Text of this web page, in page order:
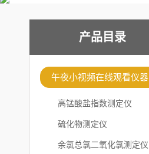
产品目录
午夜小视频在线观看仪器
高锰酸盐指数测定仪
硫化物测定仪
余氯总氯二氧化氯测定仪